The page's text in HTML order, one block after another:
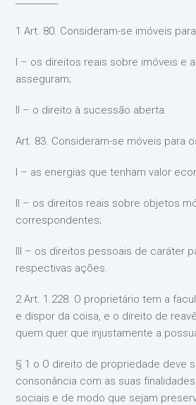
1 Art. 80. Consideram-se imóveis
I – os direitos reais sobre imóveis e
asseguram;
II – o direito à sucessão aberta.
Art. 83. Consideram-se móveis para
I – as energias que tenham valor
II – os direitos reais sobre objetos
correspondentes;
III – os direitos pessoais de caráter
respectivas ações.
2 Art. 1.228. O proprietário tem a
e dispor da coisa, e o direito de
quem quer que injustamente a
§ 1 o O direito de propriedade deve
consonância com as suas
sociais e de modo que sejam